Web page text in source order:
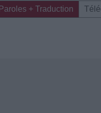
Paroles + Traduction